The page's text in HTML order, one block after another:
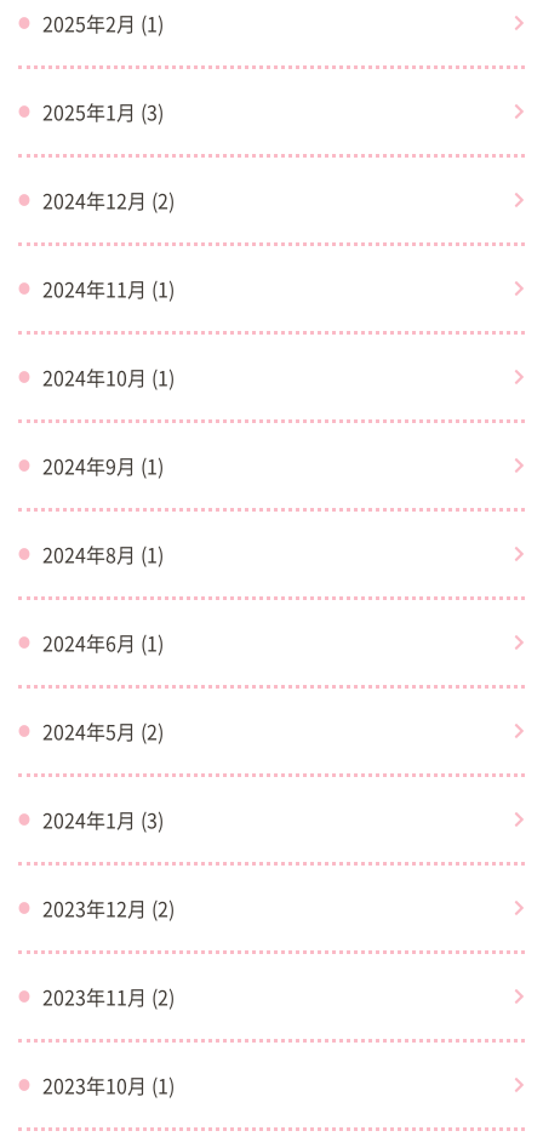
2025年2月 (1)
2025年1月 (3)
2024年12月 (2)
2024年11月 (1)
2024年10月 (1)
2024年9月 (1)
2024年8月 (1)
2024年6月 (1)
2024年5月 (2)
2024年1月 (3)
2023年12月 (2)
2023年11月 (2)
2023年10月 (1)